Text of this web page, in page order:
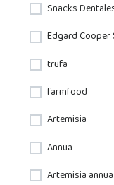
Snacks
Edgard Cooper
trufa
farmfood
Artemisia
Annua
Artemisia annua